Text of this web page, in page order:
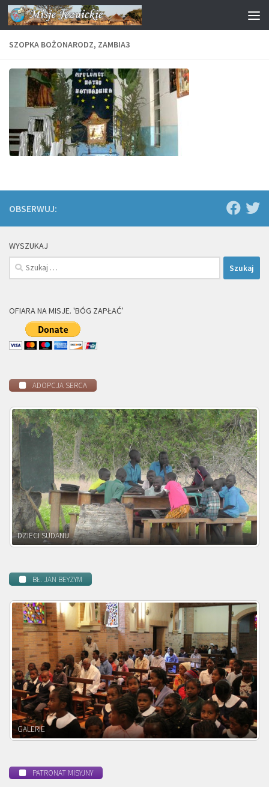
Przejdź do treści
SZOPKA BOŻONARODZ, ZAMBIA3
OBSERWUJ:
WYSZUKAJ
Szukaj:
OFIARA NA MISJE. 'BÓG ZAPŁAĆ’
ADOPCJA SERCA
DZIECI ZAMBII
BŁ. JAN BEYZYM
POWOŁANIE MISYJNE
PATRONAT MISYJNY